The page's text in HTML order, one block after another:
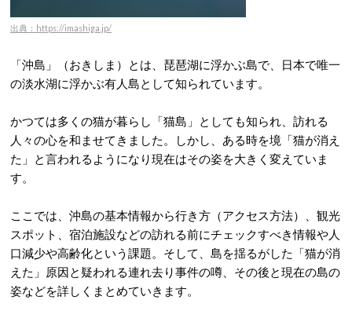
出典：https://imashiga.jp/
「沖島」（おきしま）とは、琵琶湖に浮かぶ島で、日本で唯一
の淡水湖に浮かぶ有人島として知られています。
かつては多くの猫が暮らし「猫島」としても知られ、訪れる
人々の心を和ませてきました。しかし、ある時を境「猫が消え
た」と言われるようになり現在はその姿を大きく変えていま
す。
ここでは、沖島の基本情報から行き方（アクセス方法）、観光
スポット、宿泊施設などの訪れる前にチェックすべき情報や人
口減少や高齢化という課題。そして、島を揺るがした「猫が消
えた」原因と疑われる連れ去り事件の噂、その後と現在の島の
姿などを詳しくまとめていきます。